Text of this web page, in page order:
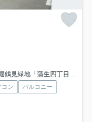
緑地「蒲生四丁目」駅 徒歩14分
コン
バルコニー